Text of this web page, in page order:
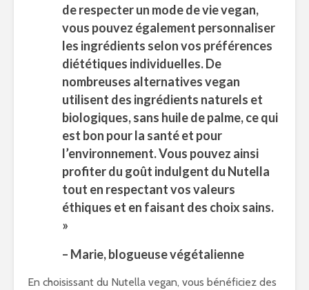
de respecter un mode de vie vegan,
vous pouvez également personnaliser
les ingrédients selon vos préférences
diététiques individuelles. De
nombreuses alternatives vegan
utilisent des ingrédients naturels et
biologiques, sans huile de palme, ce qui
est bon pour la santé et pour
l’environnement. Vous pouvez ainsi
profiter du goût indulgent du Nutella
tout en respectant vos valeurs
éthiques et en faisant des choix sains.
»
– Marie, blogueuse végétalienne
En choisissant du Nutella vegan, vous bénéficiez des